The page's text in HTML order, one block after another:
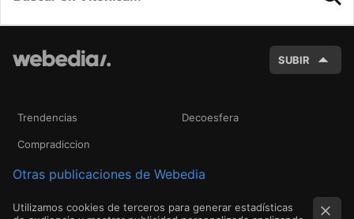
SUBIR
Trendencias Decoesfera
Compradiccion
Otras publicaciones de Webedia
Utilizamos cookies de terceros para generar estadísticas